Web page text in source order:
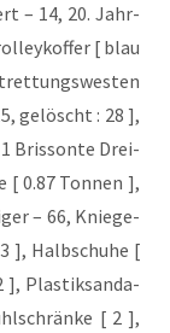
– 14, 20. Jahr­
[ blau
gelöscht : 28 ],
Bris­sonte Drei­
[ 0.87 Ton­nen ],
– 66, Knie­ge­
], Halb­schu­he [
], Plas­tik­san­da­
[ 2 ],